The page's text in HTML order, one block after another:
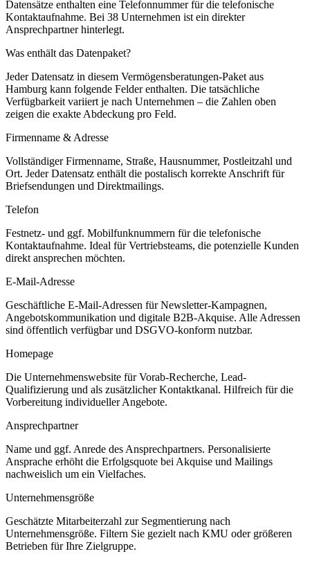
Datensätze enthalten eine Telefonnummer für die telefonische
Kontaktaufnahme. Bei 38 Unternehmen ist ein direkter
Ansprechpartner hinterlegt.
Was enthält das Datenpaket?
Jeder Datensatz in diesem Vermögensberatungen-Paket aus
Hamburg kann folgende Felder enthalten. Die tatsächliche
Verfügbarkeit variiert je nach Unternehmen – die Zahlen oben
zeigen die exakte Abdeckung pro Feld.
Firmenname & Adresse
Vollständiger Firmenname, Straße, Hausnummer, Postleitzahl und
Ort. Jeder Datensatz enthält die postalisch korrekte Anschrift für
Briefsendungen und Direktmailings.
Telefon
Festnetz- und ggf. Mobilfunknummern für die telefonische
Kontaktaufnahme. Ideal für Vertriebsteams, die potenzielle Kunden
direkt ansprechen möchten.
E-Mail-Adresse
Geschäftliche E-Mail-Adressen für Newsletter-Kampagnen,
Angebotskommunikation und digitale B2B-Akquise. Alle Adressen
sind öffentlich verfügbar und DSGVO-konform nutzbar.
Homepage
Die Unternehmenswebsite für Vorab-Recherche, Lead-
Qualifizierung und als zusätzlicher Kontaktkanal. Hilfreich für die
Vorbereitung individueller Angebote.
Ansprechpartner
Name und ggf. Anrede des Ansprechpartners. Personalisierte
Ansprache erhöht die Erfolgsquote bei Akquise und Mailings
nachweislich um ein Vielfaches.
Unternehmensgröße
Geschätzte Mitarbeiterzahl zur Segmentierung nach
Unternehmensgröße. Filtern Sie gezielt nach KMU oder größeren
Betrieben für Ihre Zielgruppe.